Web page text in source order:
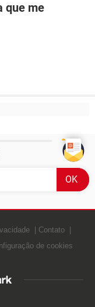
que me
Contato
de cookies